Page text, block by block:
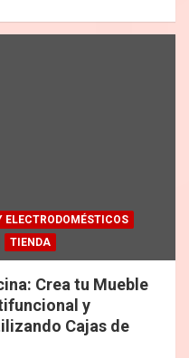
ELECTRODOMÉSTICOS
TIENDA
Crea tu Mueble
y
Cajas de